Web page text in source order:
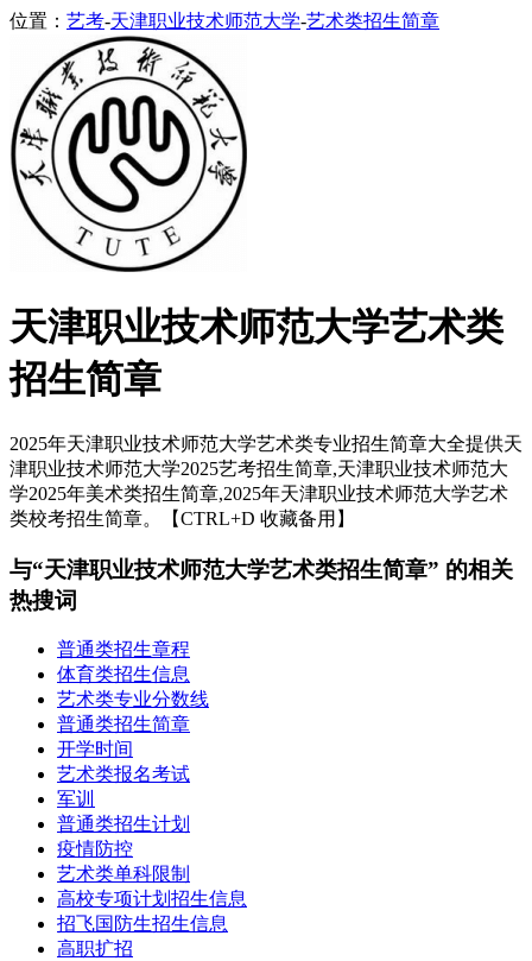
位置： 艺考-天津职业技术师范大学-艺术类招生简章
天津职业技术师范大学艺术类
招生简章
2025年天津职业技术师范大学艺术类专业招生简章大全提供天
津职业技术师范大学2025艺考招生简章,天津职业技术师范大
学2025年美术类招生简章,2025年天津职业技术师范大学艺术
类校考招生简章。【CTRL+D 收藏备用】
与“天津职业技术师范大学艺术类招生简章” 的相关
热搜词
普通类招生章程
体育类招生信息
艺术类专业分数线
普通类招生简章
开学时间
艺术类报名考试
军训
普通类招生计划
疫情防控
艺术类单科限制
高校专项计划招生信息
招飞国防生招生信息
高职扩招